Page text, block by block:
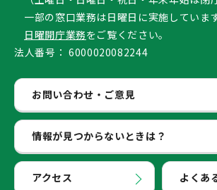
一部の窓口業務は日曜日に実施しています
日曜開庁業務をご覧ください。
法人番号： 6000020082244
お問い合わせ・ご意見
情報が見つからないときは？
アクセス よくあ